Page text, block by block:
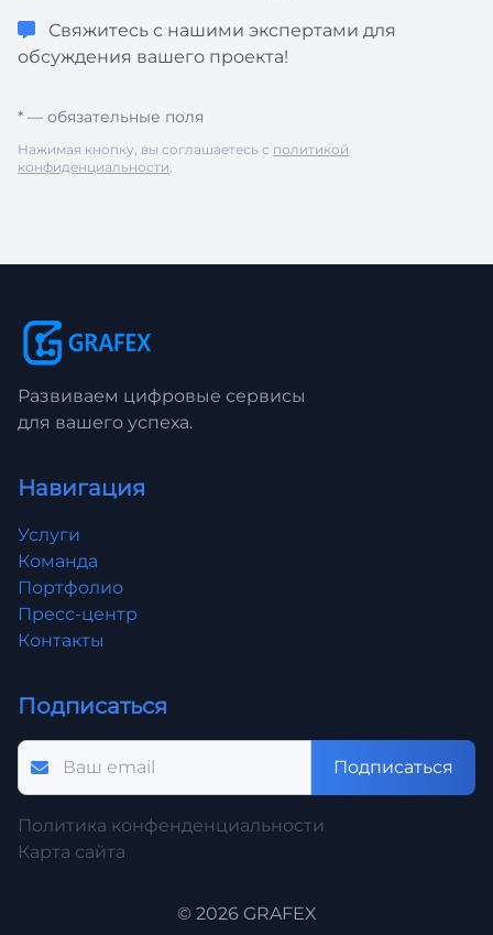
Свяжитесь с нашими экспертами для
обсуждения вашего проекта!
* — обязательные поля
Нажимая кнопку, вы соглашаетесь с политикой
конфиденциальности.
Развиваем цифровые сервисы
для вашего успеха.
Навигация
Услуги
Команда
Портфолио
Пресс-центр
Контакты
Подписаться
Подписаться
Политика конфенденциальности
Карта сайта
© 2026 GRAFEX